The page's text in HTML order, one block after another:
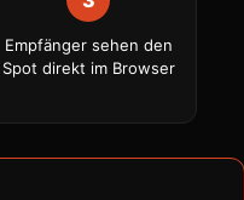
Empfänger sehen den
Spot direkt im Browser